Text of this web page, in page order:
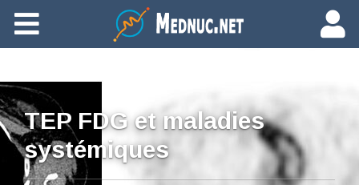
Ajouter du contenu
TEP FDG et maladies
systémiques